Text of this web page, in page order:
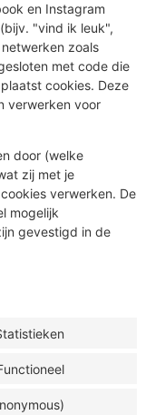
en Instagram
"vind ik leuk",
zoals
met code die
cookies. Deze
verwerken voor
door (welke
zij met je
verwerken. De
mogelijk
gevestigd in de